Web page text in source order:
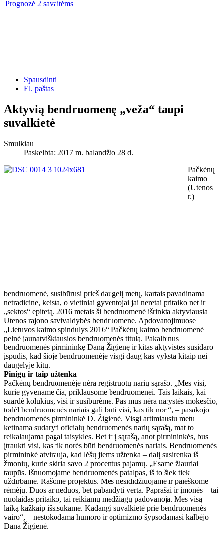
Prognozė 2 savaitėms
Spausdinti
El. paštas
Aktyvią bendruomenę „veža“ taupi
suvalkietė
Smulkiau
Paskelbta: 2017 m. balandžio 28 d.
Pačkėnų
kaimo
(Utenos
r.)
bendruomenė, susibūrusi prieš daugelį metų, kartais pavadinama
netradicine, keista, o vietiniai gyventojai jai neretai pritaiko net ir
„sektos“ epitetą. 2016 metais ši bendruomenė išrinkta aktyviausia
Utenos rajono savivaldybės bendruomene. Apdovanojimuose
„Lietuvos kaimo spindulys 2016“ Pačkėnų kaimo bendruomenė
pelnė jaunatviškiausios bendruomenės titulą. Pakalbinus
bendruomenės pirmininkę Daną Žigienę ir kitas aktyvistes susidaro
įspūdis, kad šioje bendruomenėje visgi daug kas vyksta kitaip nei
daugelyje kitų.
Pinigų ir taip užtenka
Pačkėnų bendruomenėje nėra registruotų narių sąrašo. „Mes visi,
kurie gyvename čia, priklausome bendruomenei. Tais laikais, kai
suardė kolūkius, visi ir susibūrėme. Pas mus nėra narystės mokesčio,
todėl bendruomenės nariais gali būti visi, kas tik nori“, – pasakojo
bendruomenės pirmininkė D. Žigienė. Visgi artimiausiu metu
ketinama sudaryti oficialų bendruomenės narių sąrašą, mat to
reikalaujama pagal taisykles. Bet ir į sąrašą, anot pirmininkės, bus
įtraukti visi, kas tik norės būti bendruomenės nariais. Bendruomenės
pirmininkė atvirauja, kad lėšų jiems užtenka – dalį susirenka iš
žmonių, kurie skiria savo 2 procentus pajamų. „Esame žiauriai
taupūs. Išnuomojame bendruomenės patalpas, iš to šiek tiek
uždirbame. Rašome projektus. Mes nesididžiuojame ir paieškome
rėmėjų. Duos ar neduos, bet pabandyti verta. Paprašai ir įmonės – tai
nuolaidas pritaiko, tai reikiamų medžiagų padovanoja. Mes visą
laiką kažkaip išsisukame. Kadangi suvalkietė prie bendruomenės
vairo“, – nestokodama humoro ir optimizmo šypsodamasi kalbėjo
Dana Žigienė.